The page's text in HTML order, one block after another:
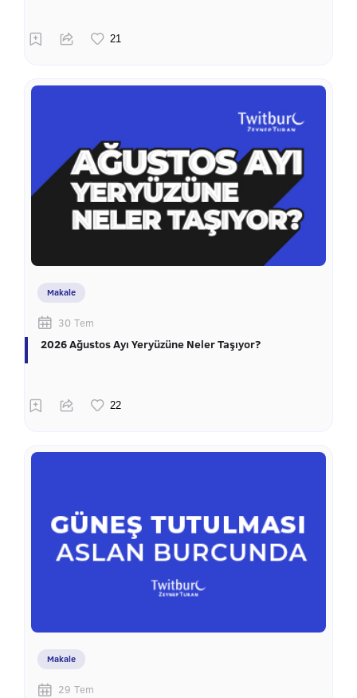
Makale
30 Tem
2026 Ağustos Ayı Yeryüzüne Neler Taşıyor?
Makale
29 Tem